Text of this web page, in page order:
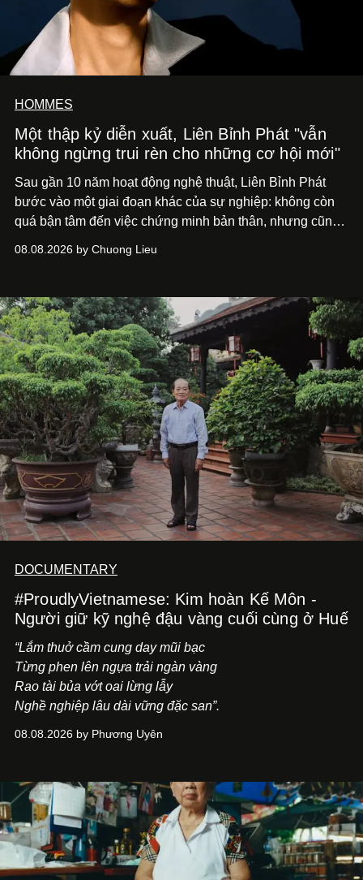
HOMMES
Một thập kỷ diễn xuất, Liên Bỉnh Phát "vẫn
không ngừng trui rèn cho những cơ hội mới"
Sau gần 10 năm hoạt động nghệ thuật, Liên Bỉnh Phát
bước vào một giai đoạn khác của sự nghiệp: không còn
quá bận tâm đến việc chứng minh bản thân, nhưng cũng
phim điện ảnh trong nửa đầu 2026 đến hành trình trở lại
bằng một tâm thế điềm tĩnh hơn. Anh tiếp tục học hỏi, trau
dồi và chờ đợi những vai diễn đủ sức đưa mình đến
những vùng đất mới. Ở tuổi ngoài 30, điều anh theo đuổi
không phải những đích đến quá lớn, mà là khả năng luôn
tiến về phía trước.
08.08.2026 by Chuong Lieu
DOCUMENTARY
#ProudlyVietnamese: Kim hoàn Kế Môn -
Người giữ kỹ nghệ đậu vàng cuối cùng ở Huế
“Lắm thuở cầm cung day mũi bạc
Từng phen lên ngựa trải ngàn vàng
Rao tài bủa vớt oai lừng lẫy
Nghề nghiệp lâu dài vững đặc san”.
08.08.2026 by Phương Uyên